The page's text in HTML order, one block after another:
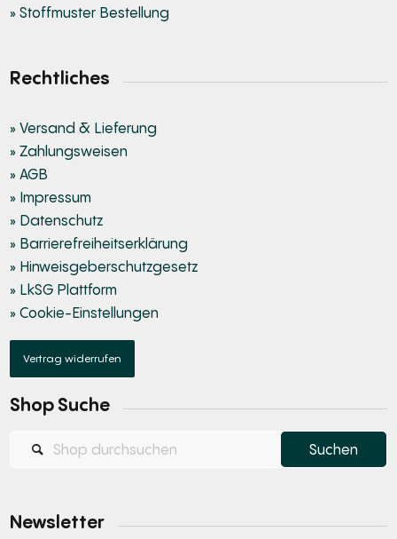
» Stoffmuster Bestellung
Rechtliches
» Versand & Lieferung
» Zahlungsweisen
» AGB
» Impressum
» Datenschutz
» Barrierefreiheitserklärung
» Hinweisgeberschutzgesetz
» LkSG Plattform
» Cookie-Einstellungen
Vertrag widerrufen
Shop Suche
Newsletter